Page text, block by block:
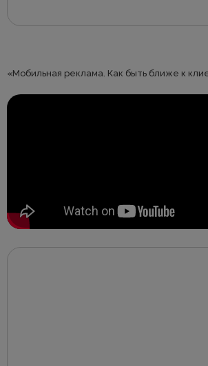
«Мобильная реклама. Как быть ближе к